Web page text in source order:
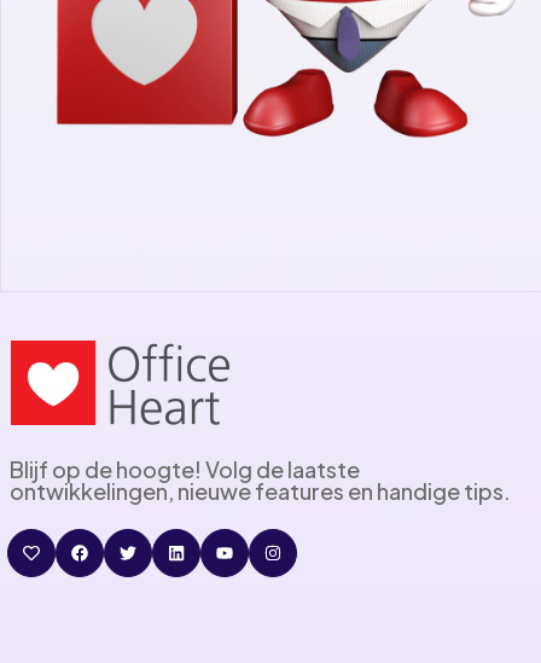
Blijf op de hoogte! Volg de laatste
ontwikkelingen, nieuwe features en handige tips.